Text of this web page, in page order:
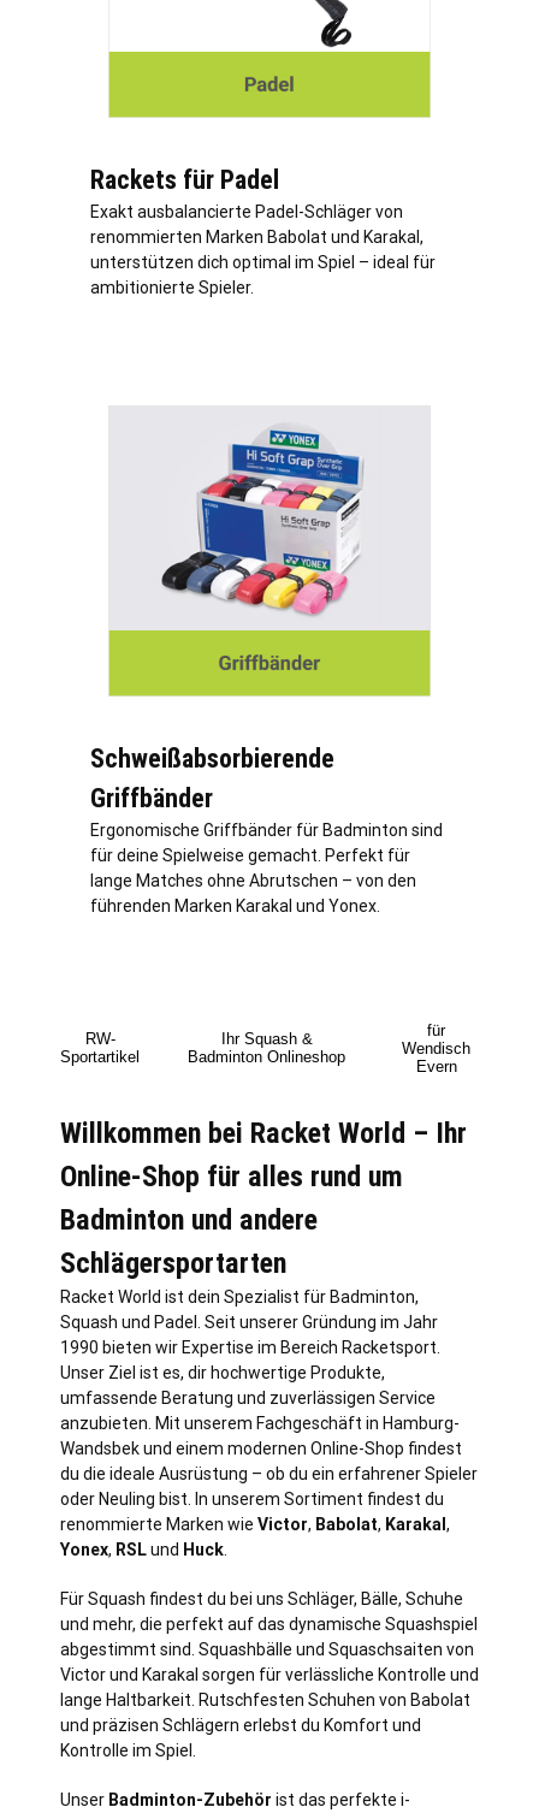
Rackets für Padel
Exakt ausbalancierte Padel-Schläger von
renommierten Marken Babolat und Karakal,
unterstützen dich optimal im Spiel – ideal für
ambitionierte Spieler.
Schweißabsorbierende
Griffbänder
Ergonomische Griffbänder für Badminton sind
für deine Spielweise gemacht. Perfekt für
lange Matches ohne Abrutschen – von den
führenden Marken Karakal und Yonex.
RW-
Sportartikel
Ihr Squash &
Badminton Onlineshop
für
Wendisch
Evern
Willkommen bei Racket World – Ihr
Online-Shop für alles rund um
Badminton und andere
Schlägersportarten
Racket World ist dein Spezialist für Badminton,
Squash und Padel. Seit unserer Gründung im Jahr
1990 bieten wir Expertise im Bereich Racketsport.
Unser Ziel ist es, dir hochwertige Produkte,
umfassende Beratung und zuverlässigen Service
anzubieten. Mit unserem Fachgeschäft in Hamburg-
Wandsbek und einem modernen Online-Shop findest
du die ideale Ausrüstung – ob du ein erfahrener Spieler
oder Neuling bist. In unserem Sortiment findest du
renommierte Marken wie Victor, Babolat, Karakal ,
Yonex, RSLund Huck
Für Squash findest du bei uns Schläger, Bälle, Schuhe
und mehr, die perfekt auf das dynamische Squashspiel
abgestimmt sind. Squashbälle und Squaschsaiten von
Victor und Karakal sorgen für verlässliche Kontrolle und
lange Haltbarkeit. Rutschfesten Schuhen von Babolat
und präzisen Schlägern erlebst du Komfort und
Kontrolle im Spiel.
Unser Badminton-Zubehör ist das perfekte i-